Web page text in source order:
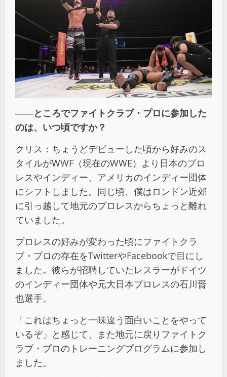
――ところでファイトクラブ・プロに参加した
のは、いつ頃ですか？
クリス：ちょうどデビューした頃から好みのス
タイルがWWF（現在のWWE）より日本のプロ
レスやインディー、アメリカのインディー団体
にシフトしました。同じ頃、僕はロンドン近郊
に引っ越して地元のプロレスからちょっと離れ
ていました。
プロレスの好みが変わった頃にファイトクラ
ブ・プロの存在をTwitterやFacebookで目にし
ました。彼らが招聘していたレスラーがドイツ
のインディー団体や元大日本プロレスの石川晋
也選手。
「これはちょっと一味違う面白いことをやって
いるぞ」と感じて、また地元に戻りファイトク
ラブ・プロのトレーニングプログラムに参加し
ました。